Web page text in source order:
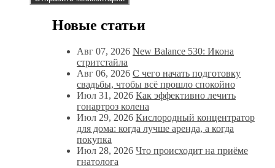
Новые статьи
Авг 07, 2026 New Balance 530: Икона
стритстайла
Авг 06, 2026 С чего начать подготовку
свадьбы, чтобы всё прошло спокойно
Июл 31, 2026 Как эффективно лечить
гонартроз колена
Июл 29, 2026 Кислородный концентратор
для дома: когда лучше аренда, а когда
покупка
Июл 28, 2026 Что происходит на приёме
гнатолога